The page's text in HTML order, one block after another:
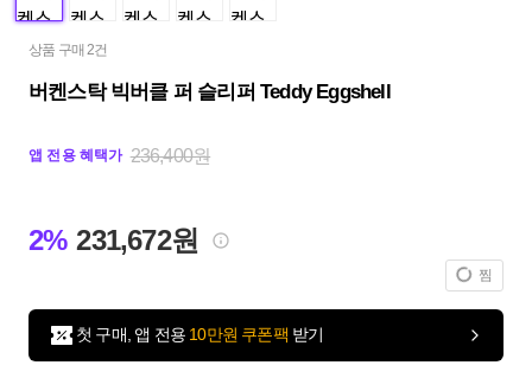
상품 구매 2건
버켄스탁 빅버클 퍼 슬리퍼 Teddy Eggshell
앱 전용 혜택가 236,400원
2% 231,672원
찜
첫 구매, 앱 전용 10만원 쿠폰팩 받기